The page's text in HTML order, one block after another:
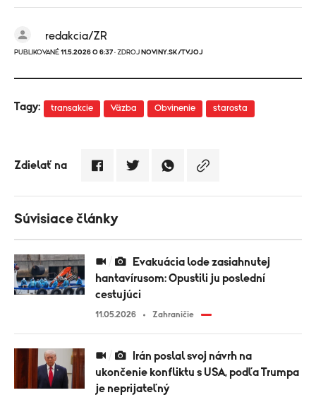
redakcia/ZR
PUBLIKOVANÉ 11.5.2026 O 6:37 · ZDROJ NOVINY.SK/TVJOJ
Tagy: transakcie Väzba Obvinenie starosta
Zdielať na
Súvisiace články
hantavírusom: Opustili ju poslední
cestujúci
11.05.2026 Zahraničie
ukončenie konfliktu s USA, podľa Trumpa
je neprijateľný